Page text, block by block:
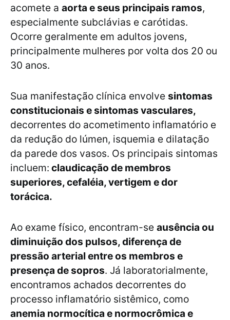
acomete a aorta e seus principais ramos,
especialmente subclávias e carótidas.
Ocorre geralmente em adultos jovens,
principalmente mulheres por volta dos 20 ou
30 anos.
Sua manifestação clínica envolve sintomas
constitucionais e sintomas vasculares,
decorrentes do acometimento inflamatório e
da redução do lúmen, isquemia e dilatação
da parede dos vasos. Os principais sintomas
incluem: claudicação de membros
superiores, cefaléia, vertigem e dor
torácica.
Ao exame físico, encontram-se ausência ou
diminuição dos pulsos, diferença de
pressão arterial entre os membros e
presença de sopros. Já laboratorialmente,
encontramos achados decorrentes do
processo inflamatório sistêmico, como
anemia normocítica e normocrômica e